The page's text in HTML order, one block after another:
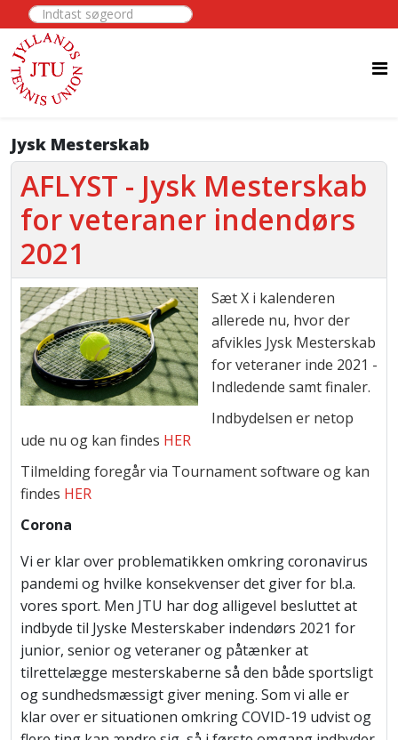
Indtast søgeord
Jysk Mesterskab
AFLYST - Jysk Mesterskab
for veteraner indendørs
2021
Sæt X i kalenderen
allerede nu, hvor der
afvikles Jysk Mesterskab
for veteraner inde 2021 -
Indledende samt finaler.
Indbydelsen er netop
ude nu og kan findes HER
Tilmelding foregår via Tournament software og kan
findes HER
Corona
Vi er klar over problematikken omkring coronavirus
pandemi og hvilke konsekvenser det giver for bl.a.
vores sport. Men JTU har dog alligevel besluttet at
indbyde til Jyske Mesterskaber indendørs 2021 for
junior, senior og veteraner og påtænker at
tilrettelægge mesterskaberne så den både sportsligt
og sundhedsmæssigt giver mening. Som vi alle er
klar over er situationen omkring COVID-19 udvist og